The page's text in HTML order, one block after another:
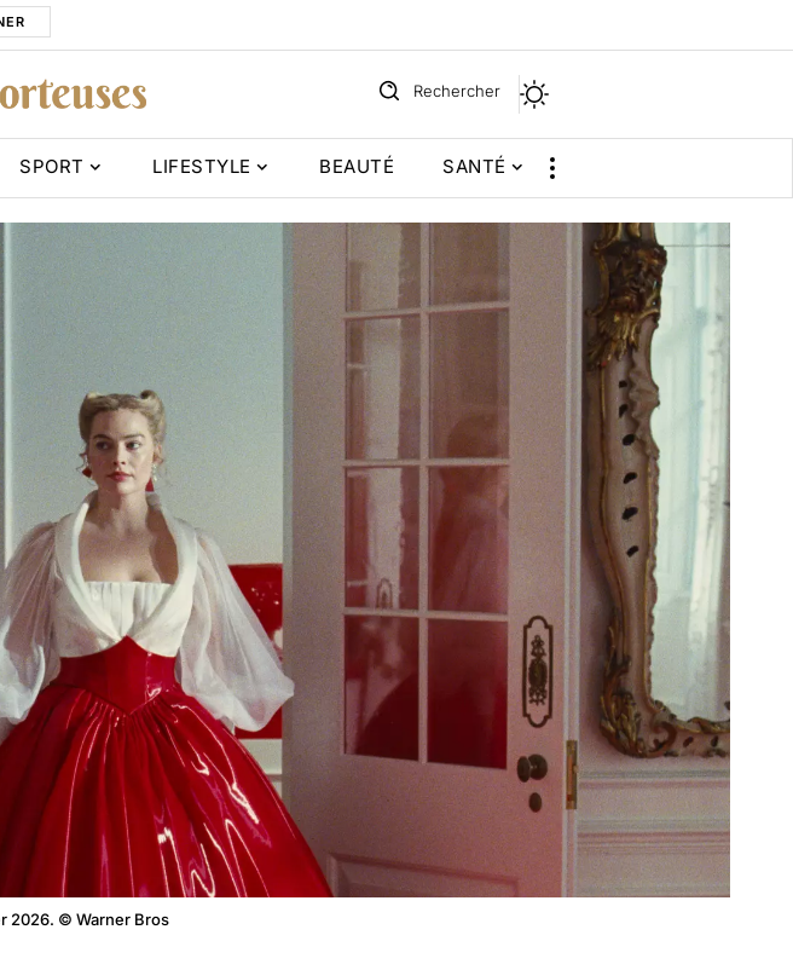
Rechercher
SPORT LIFESTYLE BEAUTÉ SANTÉ
2026. © Warner Bros